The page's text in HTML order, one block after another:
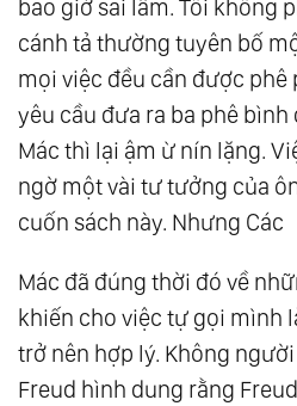
bao giờ sai lầm. Tôi không
cánh tả thường tuyên bố
mọi việc đều cần được phê
yêu cầu đưa ra ba phê bình
Mác thì lại ậm ừ nín lặng.
ngờ một vài tư tưởng của
cuốn sách này. Nhưng Các
Mác đã đúng thời đó về
khiến cho việc tự gọi mình
trở nên hợp lý. Không
Freud hình dung rằng